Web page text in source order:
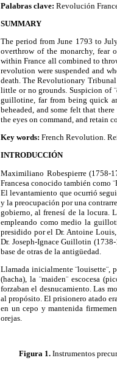
Palabras clave: Revolución
SUMMARY
The period from June 1793 to
overthrow of the monarchy, fear
withinFrance all combined to
revolution were suspended and
death. The Revolutionary
little or no grounds. Suspicion of
guillotine, far from being quick
beheaded, and some felt that
the eyes on command, and retain
Key words: French Revolution.
INTRODUCCIÓN
Maximiliano Robespierre (1758-
Francesa conocido también como
El levantamiento que ocurrió
y la preocupación por una
gobierno, al frenesí de la locura.
empleando como medio la
presidido por el Dr. Antoine
Dr. Joseph-Ignace Guillotin
base de otras de la antigüedad.
Llamada inicialmente¨louisette¨ ,
(hacha), la¨maiden¨ escocesa
forzaban el desnucamiento. Las
al propósito. El prisionero atado
en un cepo y mantenida
orejas.
Figura 1. Instrumentos